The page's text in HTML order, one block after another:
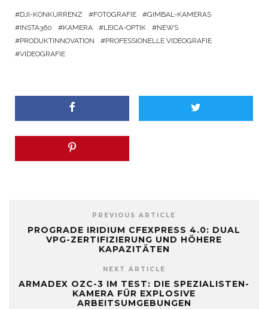
DJI-KONKURRENZ FOTOGRAFIE
GIMBAL-KAMERAS
INSTA360
KAMERA LEICA-OPTIK
NEWS
PRODUKTINNOVATION
PROFESSIONELLE VIDEOGRAFIE
VIDEOGRAFIE
PREVIOUS ARTICLE
PROGRADE IRIDIUM CFEXPRESS 4.0: DUAL
VPG-ZERTIFIZIERUNG UND HÖHERE
KAPAZITÄTEN
NEXT ARTICLE
ARMADEX OZC-3 IM TEST: DIE SPEZIALISTEN-
KAMERA FÜR EXPLOSIVE
ARBEITSUMGEBUNGEN